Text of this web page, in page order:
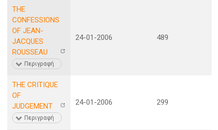
THE
CONFESSIONS
OF JEAN-
JACQUES
ROUSSEAU
Περιγραφή
24-01-2006 489
THE CRITIQUE
OF
JUDGEMENT
Περιγραφή
24-01-2006 299